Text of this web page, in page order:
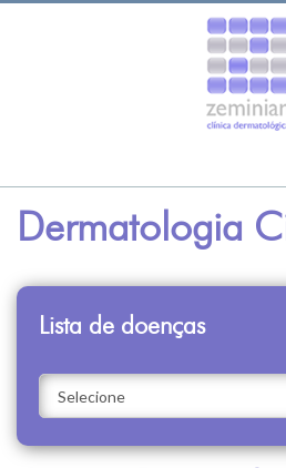
Dermatologia
Lista de doenças